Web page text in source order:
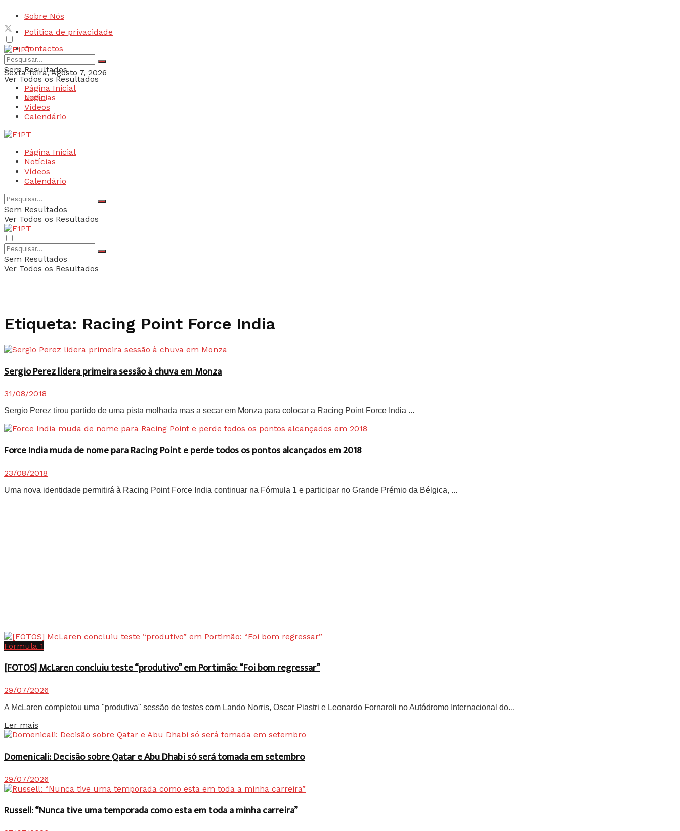
Sobre Nós
Política de privacidade
Contactos
Sexta-feira, Agosto 7, 2026
Login
Sem Resultados
Ver Todos os Resultados
Página Inicial
Notícias
Vídeos
Calendário
Página Inicial
Notícias
Vídeos
Calendário
Sem Resultados
Ver Todos os Resultados
Sem Resultados
Ver Todos os Resultados
Etiqueta: Racing Point Force India
Sergio Perez lidera primeira sessão à chuva em Monza
31/08/2018
Sergio Perez tirou partido de uma pista molhada mas a secar em Monza para colocar a Racing Point Force India ...
Force India muda de nome para Racing Point e perde todos os pontos alcançados em 2018
23/08/2018
Uma nova identidade permitirá à Racing Point Force India continuar na Fórmula 1 e participar no Grande Prémio da Bélgica, ...
Fórmula 1
[FOTOS] McLaren concluiu teste “produtivo” em Portimão: “Foi bom regressar”
29/07/2026
A McLaren completou uma "produtiva" sessão de testes com Lando Norris, Oscar Piastri e Leonardo Fornaroli no Autódromo Internacional do...
Ler mais
Domenicali: Decisão sobre Qatar e Abu Dhabi só será tomada em setembro
29/07/2026
Russell: “Nunca tive uma temporada como esta em toda a minha carreira”